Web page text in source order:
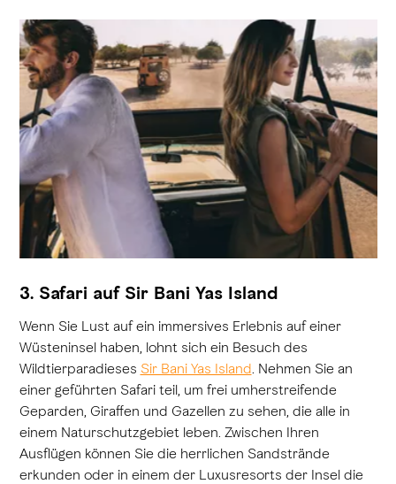
3. Safari auf Sir Bani Yas Island
Wenn Sie Lust auf ein immersives Erlebnis auf einer
Wüsteninsel haben, lohnt sich ein Besuch des
Wildtierparadieses Sir Bani Yas Island. Nehmen Sie an
einer geführten Safari teil, um frei umherstreifende
Geparden, Giraffen und Gazellen zu sehen, die alle in
einem Naturschutzgebiet leben. Zwischen Ihren
Ausflügen können Sie die herrlichen Sandstrände
erkunden oder in einem der Luxusresorts der Insel die